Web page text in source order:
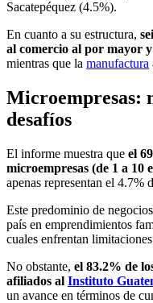
Sacatepéquez (4.5%).
En cuanto a su estructura,
al comercio al por mayor
mientras que la manufactura
Microempresas:
desafíos
El informe muestra que el
microempresas (de 1 a 10
apenas representan el 4.7%
Este predominio de
país en emprendimientos
cuales enfrentan
No obstante, el 83.2% de
afiliados al Instituto
un avance en términos de